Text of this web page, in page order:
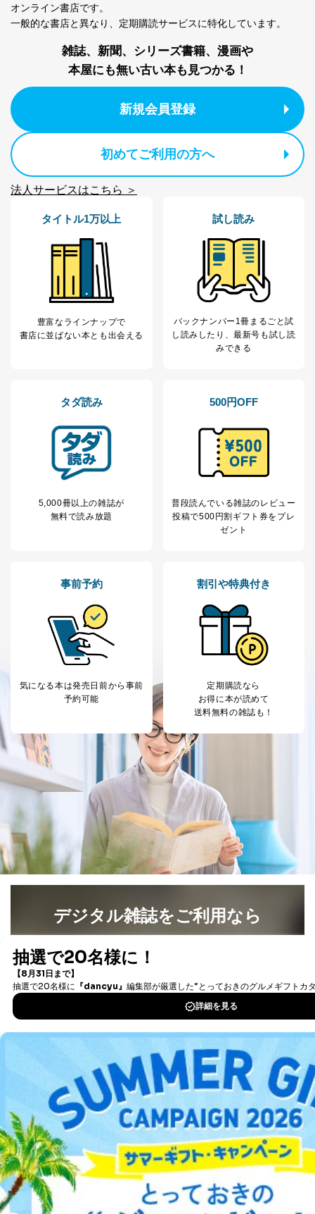
オンライン書店です。
一般的な書店と異なり、 定期購読サービスに特化しています。
雑誌、新聞、シリーズ書籍、漫画や
本屋にも無い古い本も見つかる！
新規会員登録
初めてご利用の方へ
法人サービスはこちら ＞
タイトル1万以上
豊富なラインナップで
書店に並ばない本とも出会える
試し読み
バックナンバー1冊まるごと試
し読み したり、最新号も試し読
みできる
タダ読み
5,000冊以上の雑誌が
無料で読み放題
500円OFF
普段読んでいる雑誌のレビュー
投稿で500円割ギフト券をプレ
ゼント
事前予約
気になる本は発売日前から事前
予約可能
割引や特典付き
定期購読なら
お得に本が読めて
送料無料の雑誌も！
デジタル雑誌をご利用なら
書籍）が無料で読み放題！
DOWNLOAD FOR IOS
DOWNLOAD FOR ANDROID
ご利用方法はこちら
総合案内
アフィリエイト 採用情報